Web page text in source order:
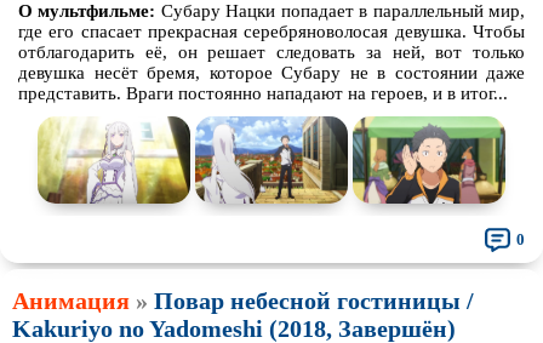
О мультфильме: Субару Нацки попадает в параллельный мир,
где его спасает прекрасная серебряноволосая девушка. Чтобы
отблагодарить её, он решает следовать за ней, вот только
девушка несёт бремя, которое Субару не в состоянии даже
представить. Враги постоянно нападают на героев, и в итог...
0
Анимация » Повар небесной гостиницы /
Kakuriyo no Yadomeshi (2018, Завершён)